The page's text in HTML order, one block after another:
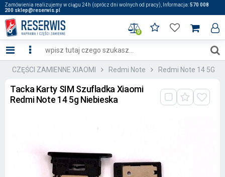
Zamówienia realizujemy w ciągu 24h (oprócz dni wolnych od pracy), Informacja:570 008
200 sklep@reserwis.pl
0
:: CZĘŚCI ZAMIENNE XIAOMI Redmi Note Redmi Note 14 5G
Tacka Karty SIM Szufladka Xiaomi
Redmi Note 14 5g Niebieska